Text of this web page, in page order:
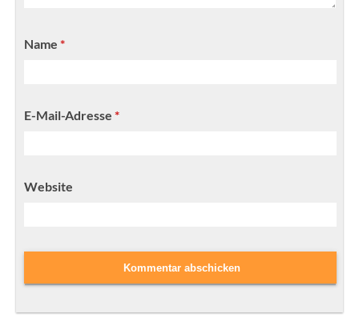
Name *
E-Mail-Adresse *
Website